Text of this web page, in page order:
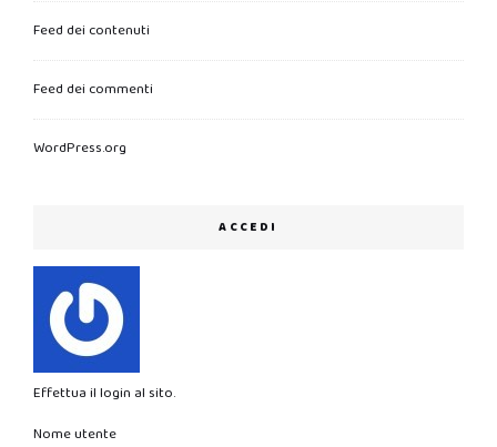
Feed dei contenuti
Feed dei commenti
WordPress.org
ACCEDI
Effettua il login al sito.
Nome utente